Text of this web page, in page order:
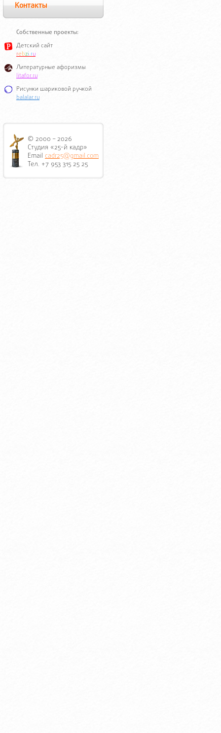
Контакты
Собственные проекты:
Детский сайт
rebzi.ru
Литературные афоризмы
litafor.ru
Рисунки шариковой ручкой
balalar.ru
© 2000 – 2026
Студия «25-й кадр»
Email cadr25@gmail.com
Тел. +7 953 315 25 25